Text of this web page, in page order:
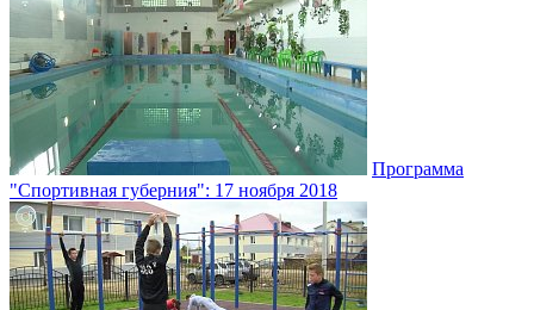
Программа
"Спортивная губерния": 17 ноября 2018